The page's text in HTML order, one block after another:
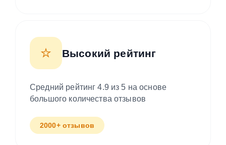
⭐ Высокий рейтинг
Средний рейтинг 4.9 из 5 на основе
большого количества отзывов
2000+ отзывов